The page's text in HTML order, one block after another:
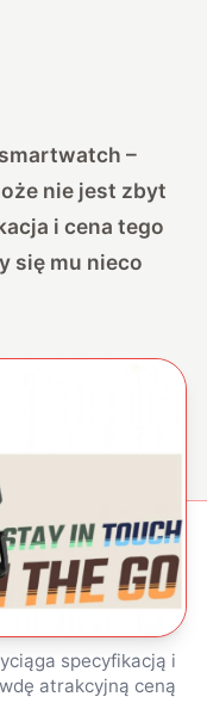
–
nie jest zbyt
i cena tego
się mu nieco
specyfikacją i
atrakcyjną ceną